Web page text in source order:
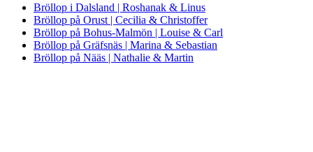
Bröllop i Dalsland | Roshanak & Linus
Bröllop på Orust | Cecilia & Christoffer
Bröllop på Bohus-Malmön | Louise & Carl
Bröllop på Gräfsnäs | Marina & Sebastian
Bröllop på Nääs | Nathalie & Martin